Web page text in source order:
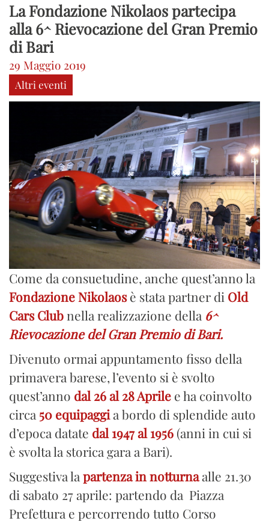
La Fondazione Nikolaos partecipa
alla 6^ Rievocazione del Gran Premio
di Bari
29 Maggio 2019
Altri eventi
Come da consuetudine, anche quest’anno la
Fondazione Nikolaosè stata partner di Old
Cars Clubnella realizzazione della 6^
Rievocazione del Gran Premio di Bari.
Divenuto ormai appuntamento fisso della
primavera barese, l’evento si è svolto
quest’anno dal 26 al 28 Aprile e ha coinvolto
circa 50 equipaggia bordo di splendide auto
d’epoca datate dal 1947 al 1956 (anni in cui si
è svolta la storica gara a Bari).
Suggestiva la partenza in notturnaalle 21.30
di sabato 27 aprile: partendo da Piazza
Prefettura e percorrendo tutto Corso